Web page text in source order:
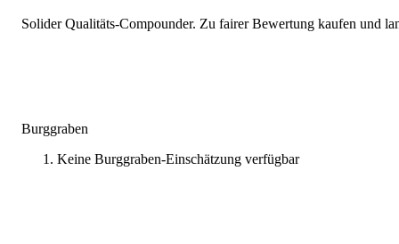
Solider Qualitäts-Compounder. Zu fairer Bewertung kaufen und
Burggraben
Keine Burggraben-Einschätzung verfügbar